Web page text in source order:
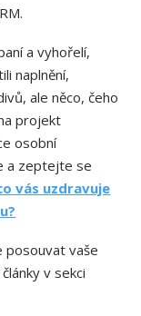
a vyhořelí,
naplnění,
ale něco, čeho
projekt
osobní
a zeptejte se
vás uzdravuje
posouvat vaše
v sekci